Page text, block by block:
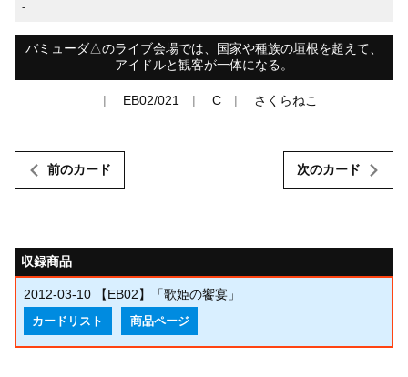
-
バミューダ△のライブ会場では、国家や種族の垣根を超えて、
アイドルと観客が一体になる。
EB02/021 C さくらねこ
前のカード 次のカード
収録商品
2012-03-10 【EB02】「歌姫の饗宴」
カードリスト 商品ページ